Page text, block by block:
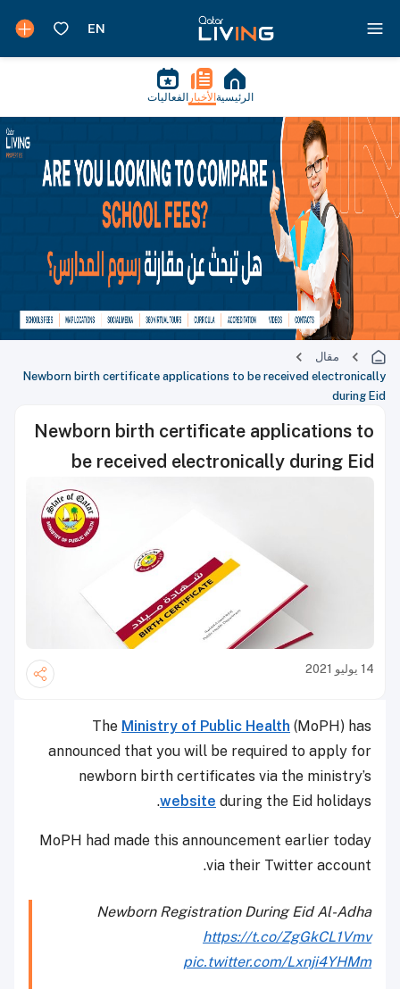
الرئيسية الأخبار الفعاليات
مقال
Newborn birth certificate applications to be received electronically
during Eid
Newborn birth certificate applications to
be received electronically during Eid
14 يوليو 2021
The Ministry of Public Health (MoPH) has
announced that you will be required to apply for
newborn birth certificates via the ministry’s
website during the Eid holidays.
MoPH had made this announcement earlier today
via their Twitter account.
Newborn Registration During Eid Al-Adha
https://t.co/ZgGkCL1Vmv
pic.twitter.com/Lxnji4YHMm